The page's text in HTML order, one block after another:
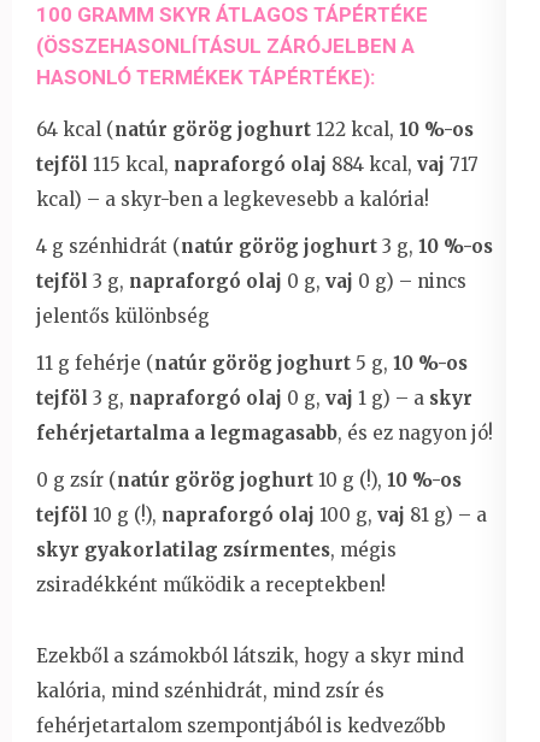
100 GRAMM SKYR ÁTLAGOS TÁPÉRTÉKE
(ÖSSZEHASONLÍTÁSUL ZÁRÓJELBEN A
HASONLÓ TERMÉKEK TÁPÉRTÉKE):
64 kcal (natúr görög joghurt 122 kcal, 10 %-os
tejföl 115 kcal, napraforgó olaj 884 kcal, vaj 717
kcal) – a skyr-ben a legkevesebb a kalória!
4 g szénhidrát (natúr görög joghurt 3 g, 10 %-os
tejföl 3 g, napraforgó olaj 0 g, vaj 0 g) – nincs
jelentős különbség
11 g fehérje (natúr görög joghurt 5 g, 10 %-os
tejföl 3 g, napraforgó olaj 0 g, vaj 1 g) – a skyr
fehérjetartalma a legmagasabb, és ez nagyon jó!
0 g zsír (natúr görög joghurt 10 g (!), 10 %-os
tejföl 10 g (!), napraforgó olaj 100 g, vaj 81 g) – a
skyr gyakorlatilag zsírmentes, mégis
zsiradékként működik a receptekben!
Ezekből a számokból látszik, hogy a skyr mind
kalória, mind szénhidrát, mind zsír és
fehérjetartalom szempontjából is kedvezőbb